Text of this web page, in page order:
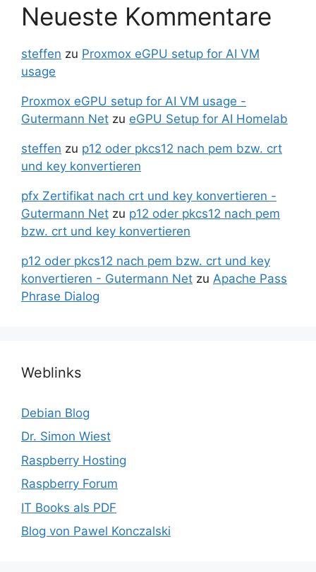
Neueste Kommentare
steffen zu Proxmox eGPU setup for AI VM
usage
Proxmox eGPU setup for AI VM usage -
Gutermann Net zu eGPU Setup for AI Homelab
steffen zu p12 oder pkcs12 nach pem bzw. crt
und key konvertieren
pfx Zertifikat nach crt und key konvertieren -
Gutermann Net zu p12 oder pkcs12 nach pem
bzw. crt und key konvertieren
p12 oder pkcs12 nach pem bzw. crt und key
konvertieren - Gutermann Net zu Apache Pass
Phrase Dialog
Weblinks
Debian Blog
Dr. Simon Wiest
Raspberry Hosting
Raspberry Forum
IT Books als PDF
Blog von Pawel Konczalski